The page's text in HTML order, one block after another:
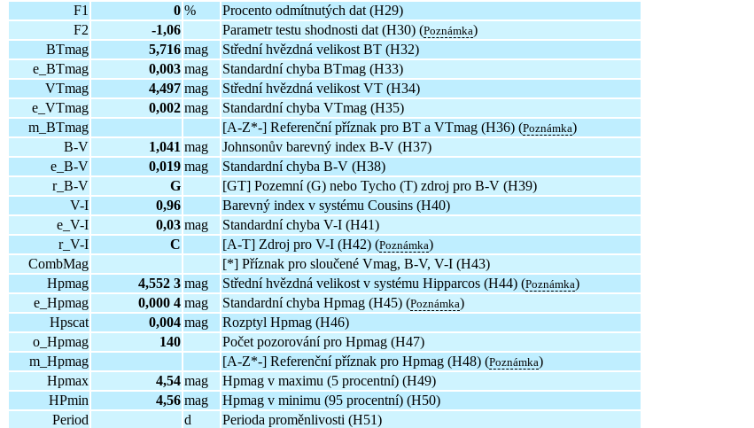
F1
0 %
Procento odmítnutých dat (H29)
F2
-1,06 Parametr testu shodnosti dat (H30) (Poznámka)
BTmag
5,716 mag
Střední hvězdná velikost BT (H32)
e_BTmag
0,003 mag
Standardní chyba BTmag (H33)
VTmag
4,497 mag
Střední hvězdná velikost VT (H34)
e_VTmag
0,002 mag
Standardní chyba VTmag (H35)
m_BTmag
[A-Z*-] Referenční příznak pro BT a VTmag (H36) (Poznámka)
B-V
1,041 mag
Johnsonův barevný index B-V (H37)
e_B-V
0,019 mag
Standardní chyba B-V (H38)
r_B-V
G
[GT] Pozemní (G) nebo Tycho (T) zdroj pro B-V (H39)
V-I
0,96
Barevný index v systému Cousins (H40)
e_V-I
0,03 mag
Standardní chyba V-I (H41)
r_V-I
C [A-T] Zdroj pro V-I (H42) (Poznámka)
CombMag
[*] Příznak pro sloučené Vmag, B-V, V-I (H43)
Hpmag
4,552 3 mag Střední hvězdná velikost v systému Hipparcos (H44) (Poznámka)
e_Hpmag
0,000 4 mag Standardní chyba Hpmag (H45) (Poznámka)
Hpscat
0,004 mag
Rozptyl Hpmag (H46)
o_Hpmag
140
Počet pozorování pro Hpmag (H47)
m_Hpmag
[A-Z*-] Referenční příznak pro Hpmag (H48) (Poznámka)
Hpmax
4,54 mag
Hpmag v maximu (5 procentní) (H49)
HPmin
4,56 mag
Hpmag v minimu (95 procentní) (H50)
Period
d
Perioda proměnlivosti (H51)